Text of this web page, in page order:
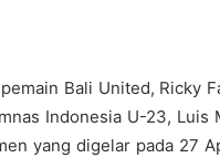
Bali United, Ricky
Indonesia U-23, Luis
yang digelar pada 27